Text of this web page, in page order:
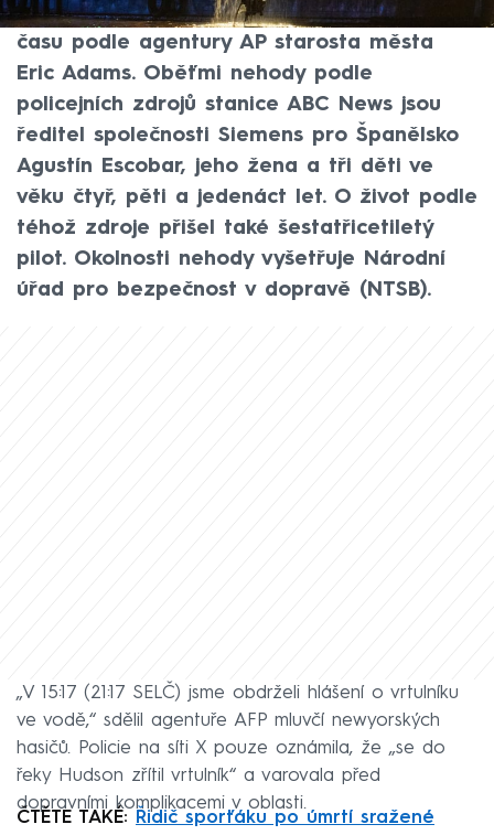
New Yorku, uvedl v pátek středoevropského
času podle agentury AP starosta města
Eric Adams. Oběťmi nehody podle
policejních zdrojů stanice ABC News jsou
ředitel společnosti Siemens pro Španělsko
Agustín Escobar, jeho žena a tři děti ve
věku čtyř, pěti a jedenáct let. O život podle
téhož zdroje přišel také šestatřicetiletý
pilot. Okolnosti nehody vyšetřuje Národní
úřad pro bezpečnost v dopravě (NTSB).
„V 15:17 (21:17 SELČ) jsme obdrželi hlášení o vrtulníku
ve vodě,“ sdělil agentuře AFP mluvčí newyorských
hasičů. Policie na síti X pouze oznámila, že „se do
řeky Hudson zřítil vrtulník“ a varovala před
dopravními komplikacemi v oblasti.
ČTĚTE TAKÉ:
Řidič sporťáku po úmrtí sražené